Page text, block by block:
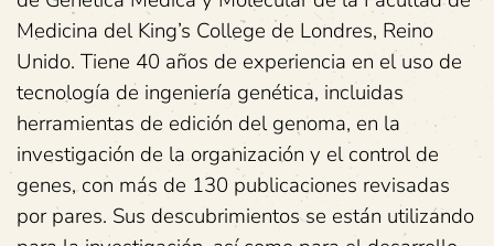
Medicina del King’s College de Londres, Reino
Unido. Tiene 40 años de experiencia en el uso de
tecnología de ingeniería genética, incluidas
herramientas de edición del genoma, en la
investigación de la organización y el control de
genes, con más de 130 publicaciones revisadas
por pares. Sus descubrimientos se están utilizando